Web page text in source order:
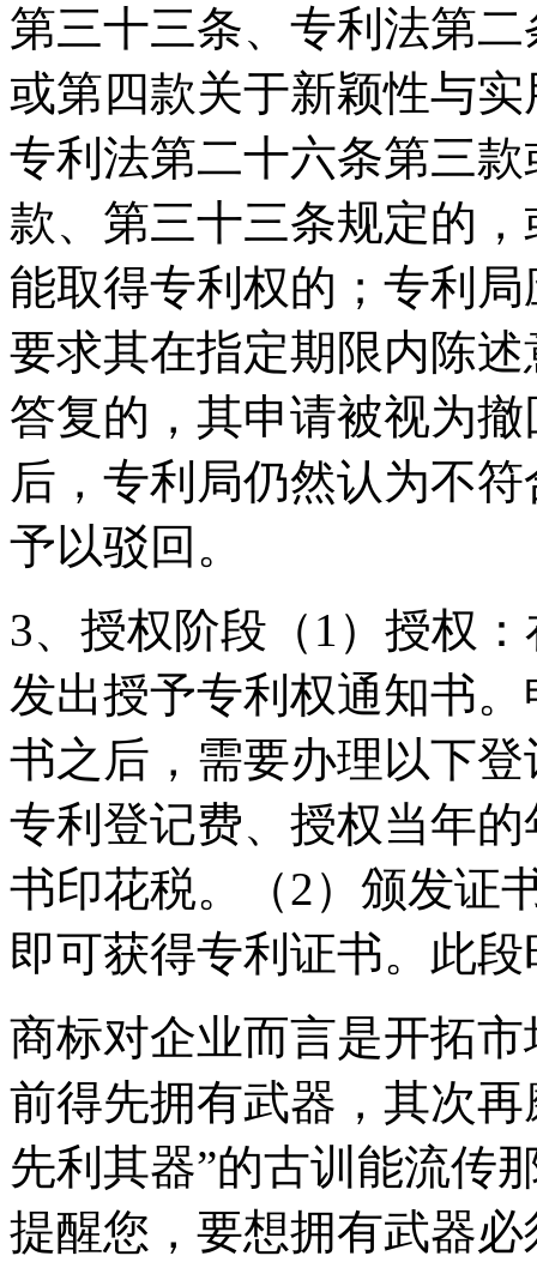
第三十三条、专利法第
或第四款关于新颖性与
专利法第二十六条第三
款、第三十三条规定的
能取得专利权的；专利
要求其在指定期限内陈
答复的，其申请被视为
后，专利局仍然认为不
予以驳回。
3、授权阶段（1）授权
发出授予专利权通知书
书之后，需要办理以下
专利登记费、授权当年
书印花税。（2）颁发证
即可获得专利证书。此
商标对企业而言是开拓
前得先拥有武器，其次
先利其器”的古训能流传
提醒您，要想拥有武器